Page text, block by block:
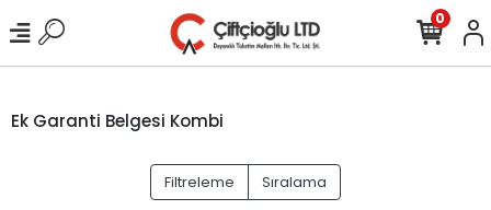
0
Ek Garanti Belgesi Kombi
Filtreleme Sıralama